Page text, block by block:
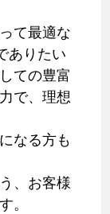
て最適な
ありたい
ての豊富
で、理想
なる方も
、お客様
。